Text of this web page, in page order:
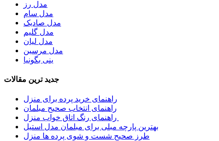
مدل رز
مدل سام
مدل صادیک
مدل گلیم
مدل لیان
مدل مرسین
ینی بگونیا
جدید ترین مقالات
راهنمای خرید پرده برای منزل
راهنمای انتخاب صحیح مبلمان
بهترین پارچه مبلی برای مبلمان مدل استیل
طرز صحیح شست و شوی پرده ها منزل